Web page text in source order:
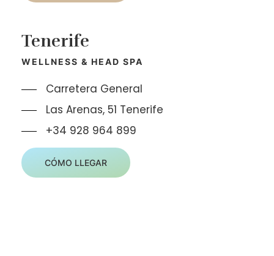
Tenerife
WELLNESS & HEAD SPA
Carretera General
Las Arenas, 51 Tenerife
+34 928 964 899
CÓMO LLEGAR